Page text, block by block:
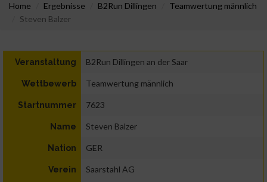
Home Ergebnisse B2Run Dillingen
Teamwertung männlich
Steven Balzer
Veranstaltung B2Run Dillingen an der Saar
Wettbewerb Teamwertung männlich
Startnummer 7623
Name Steven Balzer
Nation GER
Verein Saarstahl AG